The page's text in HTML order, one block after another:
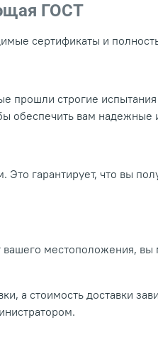
ГОСТ
сертификаты и
прошли строгие
обеспечить вам надежные
гарантирует, что вы
местоположения, вы
а стоимость доставки